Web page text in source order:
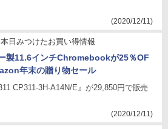
(2020/12/11)
本日みつけたお買い得情報
製11.6インチChromebookが25％OF
年末の贈り物セール
CP311-3H-A14N/E』が29,850円で販売
(2020/12/11)